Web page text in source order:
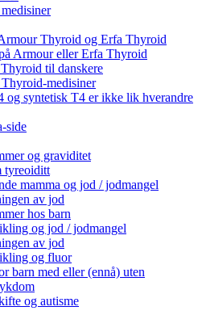
Thyroid og Erfa Thyroid
Armour eller Erfa Thyroid
til danskere
medisiner
og syntetisk T4 er ikke lik hverandre
side
og graviditet
tyreoiditt
mamma og jod / jodmangel
av jod
hos barn
og jod / jodmangel
av jod
og fluor
barn med eller (ennå) uten
og autisme